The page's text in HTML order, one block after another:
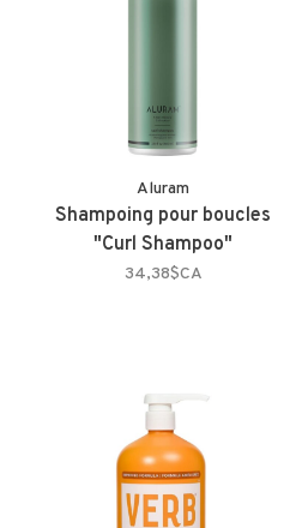
Aluram
Shampoing pour boucles
"Curl Shampoo"
34,38$CA